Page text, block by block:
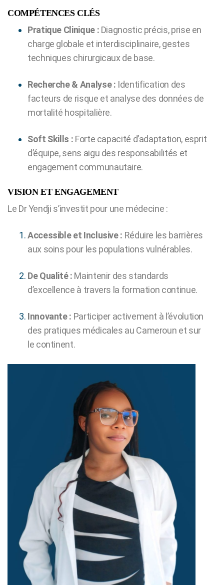
COMPÉTENCES CLÉS
Pratique Clinique : Diagnostic précis, prise en
charge globale et interdisciplinaire, gestes
techniques chirurgicaux de base.
Recherche & Analyse : Identification des
facteurs de risque et analyse des données de
mortalité hospitalière.
Soft Skills : Forte capacité d’adaptation, esprit
d’équipe, sens aigu des responsabilités et
engagement communautaire.
VISION ET ENGAGEMENT
Le Dr Yendji s’investit pour une médecine :
Accessible et Inclusive : Réduire les barrières
aux soins pour les populations vulnérables.
De Qualité : Maintenir des standards
d’excellence à travers la formation continue.
Innovante : Participer activement à l’évolution
des pratiques médicales au Cameroun et sur
le continent.